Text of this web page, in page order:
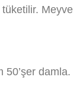
tüketilir. Meyve
50’şer damla.